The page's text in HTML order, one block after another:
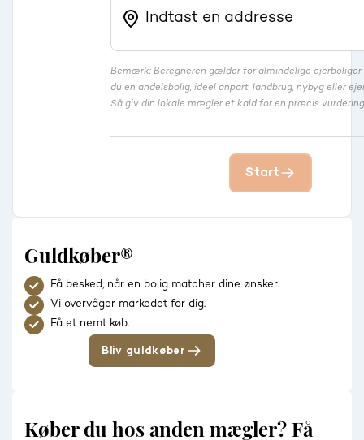
Bemærk: Beregneren gælder for almindelige ejerboliger
du en andelsbolig, ideel anpart, landbrug, nybyg eller
Så giv din lokale mægler et kald for en præcis
Start
Guldkøber®
Få besked, når en bolig matcher dine ønsker.
Vi overvåger markedet for dig.
Få et nemt køb.
Bliv guldkøber
Køber du hos anden mægler? Få